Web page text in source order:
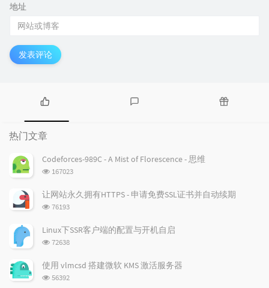
地址
发表评论
门
文
论
热门文章
Codeforces-989C - A Mist of Florescence - 思维
浏
次
数:
167023
让网站永久拥有HTTPS - 申请免费SSL证书并自动续期
浏
次
76193
Linux下SSR客户端的配置与开机自启
浏
次
数:
72638
使用 vlmcsd 搭建微软 KMS 激活服务器
浏
56392